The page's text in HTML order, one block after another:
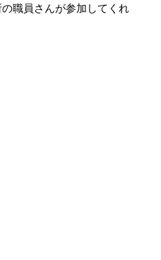
職員さんが参加してくれ